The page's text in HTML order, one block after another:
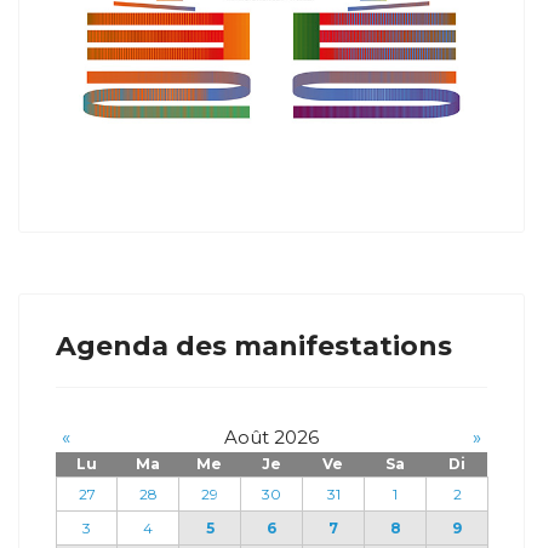
Agenda des manifestations
« Août 2026 »
Lu Ma Me Je Ve Sa
Di
27
28 29 30 31 1
2
3
4 5 6 7 8
9